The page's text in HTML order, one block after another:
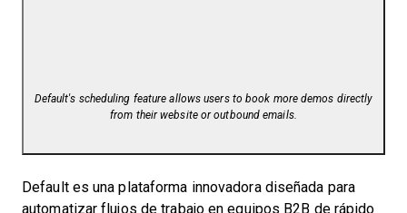
Default's scheduling feature allows users to book more demos directly
from their website or outbound emails.
Default es una plataforma innovadora diseñada para
automatizar flujos de trabajo en equipos B2B de rápido